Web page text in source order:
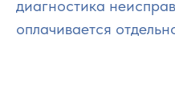
диагностика
оплачивается